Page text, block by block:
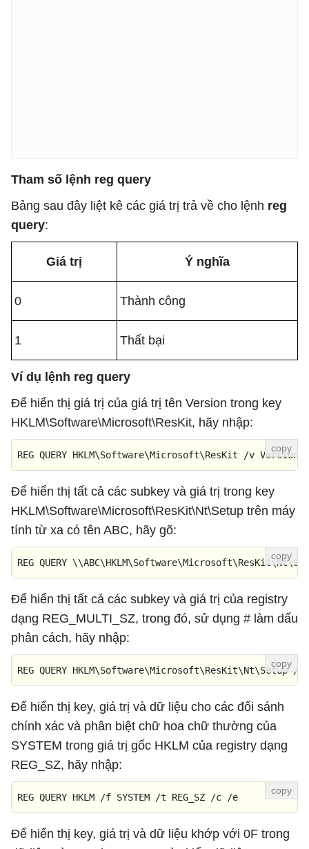
Tham số lệnh reg query
Bảng sau đây liệt kê các giá trị trả về cho lệnh reg
query:
Giá trị Ý nghĩa
0 Thành công
1 Thất bại
Ví dụ lệnh reg query
Để hiển thị giá trị của giá trị tên Version trong key
HKLM\Software\Microsoft\ResKit, hãy nhập:
REG QUERY HKLM\Software\Microsoft\ResKit /v Version
Để hiển thị tất cả các subkey và giá trị trong key
HKLM\Software\Microsoft\ResKit\Nt\Setup trên máy
tính từ xa có tên ABC, hãy gõ:
REG QUERY
Để hiển thị tất cả các subkey và giá trị của registry
dạng REG_MULTI_SZ, trong đó, sử dụng # làm dấu
phân cách, hãy nhập:
REG QUERY HKLM\Software\Microsoft\ResKit\Nt\Setup /
Để hiển thị key, giá trị và dữ liệu cho các đối sánh
chính xác và phân biệt chữ hoa chữ thường của
SYSTEM trong giá trị gốc HKLM của registry dạng
REG_SZ, hãy nhập:
REG QUERY HKLM /f SYSTEM /t REG_SZ /c /e
Để hiển thị key, giá trị và dữ liệu khớp với 0F trong